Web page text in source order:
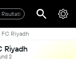
Risultati
Riyadh
Riyadh
2